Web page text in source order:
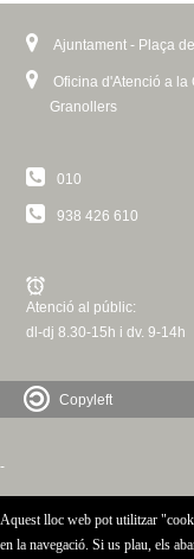
G
S
Ajuntament - Plaça
Oficina d'Atenció a la
Granollers
010
938 426 610
Atenció al públic:
dl-dj 8.30-15h i dv. 9-14h
Copyleft
-
Aquest lloc web pot utilitzar
en la navegació. Si us plau, els